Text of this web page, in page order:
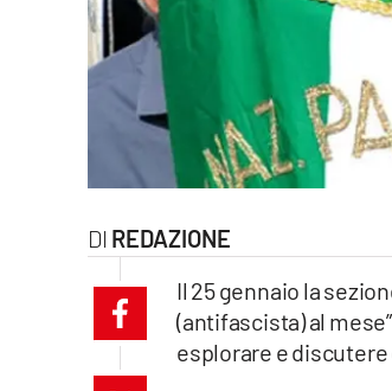
cosenzachannel.it
REDAZIONE
Il 25 gennaio la
(antifascista) al
esplorare e